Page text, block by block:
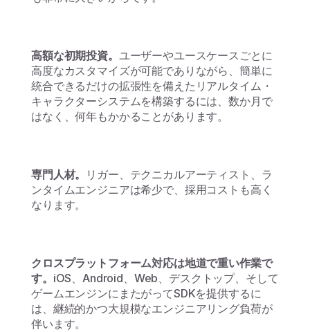
高額な初期投資。 ユーザーやユースケースごとに
高度なカスタマイズが可能でありながら、簡単に
統合できるだけの拡張性を備えたリアルタイム・
キャラクターシステムを構築するには、数か月で
はなく、何年もかかることがあります。
専門人材。
リガー、テクニカルアーティスト、ラ
ンタイムエンジニアは希少で、採用コストも高く
なります。
クロスプラットフォーム対応は地道で重い作業で
す。 iOS、Android、Web、デスクトップ、そして
ゲームエンジンにまたがってSDKを提供するに
は、継続的かつ大規模なエンジニアリング負荷が
伴います。